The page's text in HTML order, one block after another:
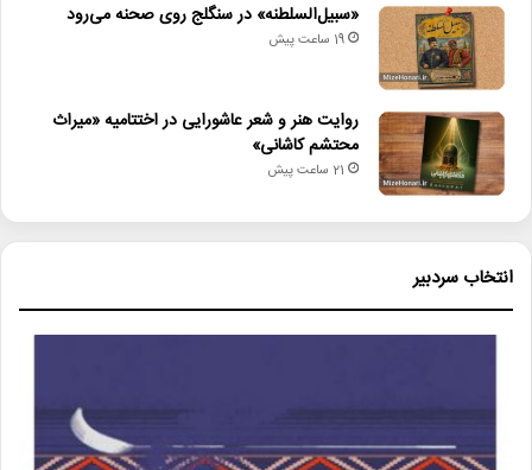
«سبیل‌السلطنه» در سنگلج روی صحنه می‌رود
19 ساعت پیش
روایت هنر و شعر عاشورایی در اختتامیه «میراث
محتشم کاشانی»
21 ساعت پیش
انتخاب سردبیر